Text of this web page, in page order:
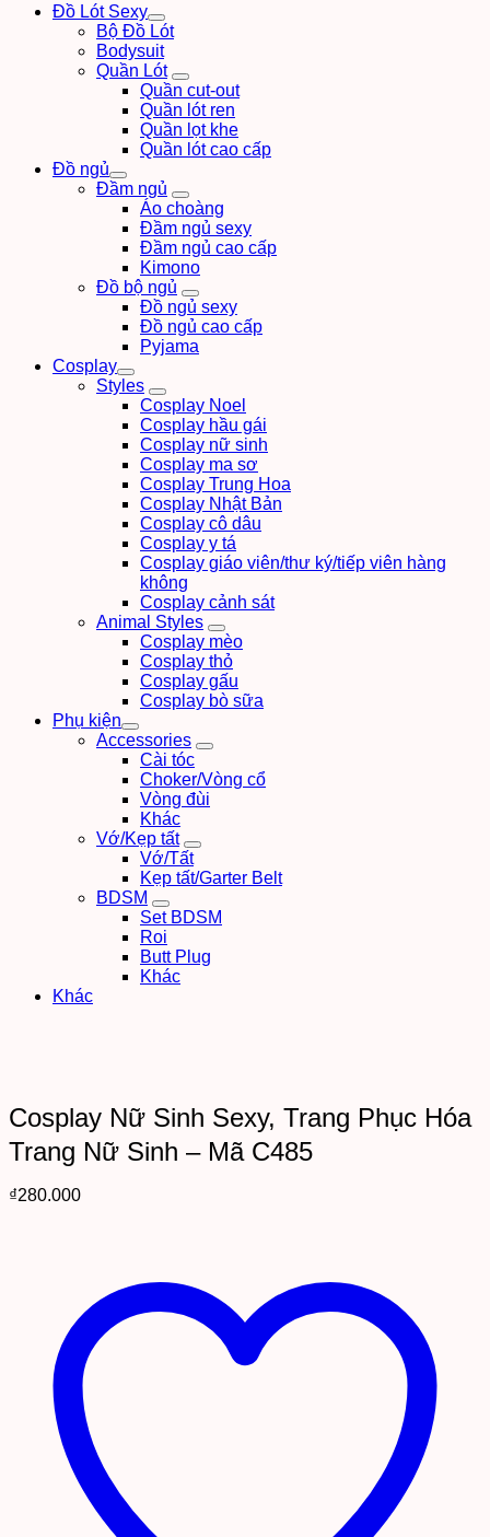
Đồ Lót Sexy
Bộ Đồ Lót
Bodysuit
Quần Lót
Quần cut-out
Quần lót ren
Quần lọt khe
Quần lót cao cấp
Đồ ngủ
Đầm ngủ
Áo choàng
Đầm ngủ sexy
Đầm ngủ cao cấp
Kimono
Đồ bộ ngủ
Đồ ngủ sexy
Đồ ngủ cao cấp
Pyjama
Cosplay
Styles
Cosplay Noel
Cosplay hầu gái
Cosplay nữ sinh
Cosplay ma sơ
Cosplay Trung Hoa
Cosplay Nhật Bản
Cosplay cô dâu
Cosplay y tá
Cosplay giáo viên/thư ký/tiếp viên hàng
không
Cosplay cảnh sát
Animal Styles
Cosplay mèo
Cosplay thỏ
Cosplay gấu
Cosplay bò sữa
Phụ kiện
Accessories
Cài tóc
Choker/Vòng cổ
Vòng đùi
Khác
Vớ/Kẹp tất
Vớ/Tất
Kẹp tất/Garter Belt
BDSM
Set BDSM
Roi
Butt Plug
Khác
Khác
Cosplay Nữ Sinh Sexy, Trang Phục Hóa
Trang Nữ Sinh – Mã C485
₫280.000